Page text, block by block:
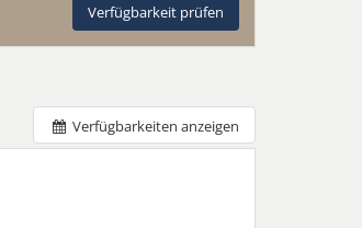
Verfügbarkeit prüfen
Verfügbarkeiten anzeigen